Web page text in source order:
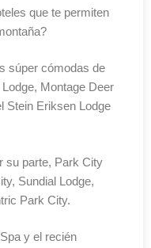
que te permiten
súper cómodas de
Montage Deer
Stein Eriksen Lodge
su parte, Park City
Sundial Lodge,
Park City.
y el recién